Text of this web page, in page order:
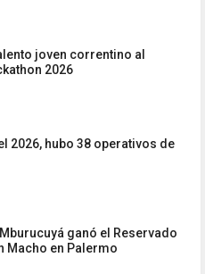
joven correntino al
2026
2026, hubo 38 operativos de
ganó el Reservado
Macho en Palermo